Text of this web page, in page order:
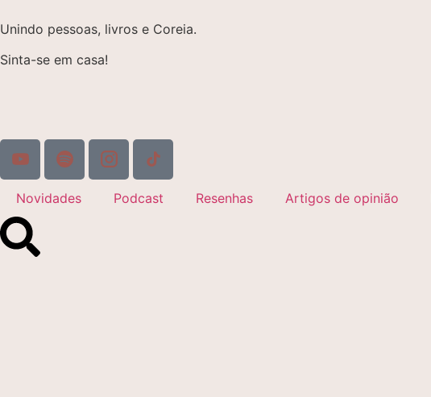
Unindo pessoas, livros e Coreia.
Sinta-se em casa!
Novidades Podcast Resenhas Artigos de opinião